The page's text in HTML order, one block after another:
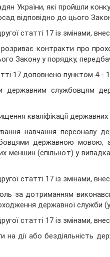
України, які пройшли
відповідно до цього
статті 17 із змінами,
контракти про
Закону у порядку,
17 доповнено пунктом 4 -
державним службовцям
кваліфікації
навчання персоналу
державною мовою,
меншин (спільнот) у
статті 17 із змінами,
за дотриманням
державної служби
статті 17 із змінами,
на дії або бездіяльність